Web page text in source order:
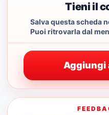
Tieni il
Salva questa scheda
Puoi ritrovarla dal
Aggiungi